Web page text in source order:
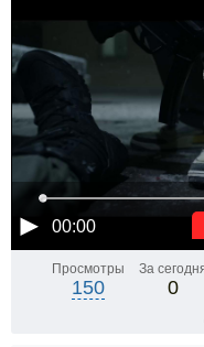
00:00
Просмотры
150
За
0